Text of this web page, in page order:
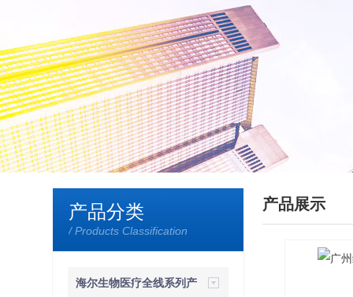
产品分类
/ Products Classification
海尔生物医疗全线系列产
产品展示